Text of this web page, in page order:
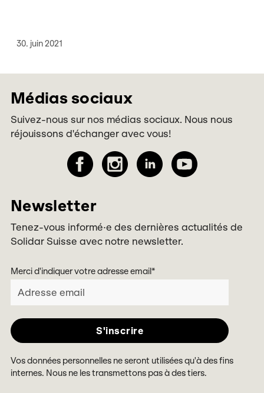
30. juin 2021
Médias sociaux
Suivez-nous sur nos médias sociaux. Nous nous
réjouissons d'échanger avec vous!
Newsletter
Tenez-vous informé·e des dernières actualités de
Solidar Suisse avec notre newsletter.
Merci d'indiquer votre adresse email*
Vos données personnelles ne seront utilisées qu'à des fins
internes. Nous ne les transmettons pas à des tiers.